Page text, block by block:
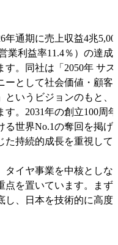
ど多岐にわたります。収
大洋州・インド・中国」
の4つの報告セグメント
じた製品とサービスを提
制により、為替リスクの
現しています。
主力のタイヤ事業に加え
ています。化工品事業
ゴムなど産業用製品を手
転車なども展開しており
年通期に売上収益4兆
業利益率11.4％）の達成
す。同社は「2050年 サ
ーとして社会価値・顧客
というビジョンのもと、
す。2031年の創立100周
る世界No.1の奪回を掲げ
た持続的成長を重視して
タイヤ事業を中核としな
点を置いています。まず
し、日本を技術的に高度